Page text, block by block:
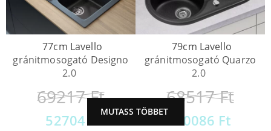
77cm Lavello
gránitmosogató Designo
2.0
69217Ft
52704Ft
79cm Lavello
gránitmosogató Quarzo
2.0
68517Ft
50086 Ft
MUTASS TÖBBET